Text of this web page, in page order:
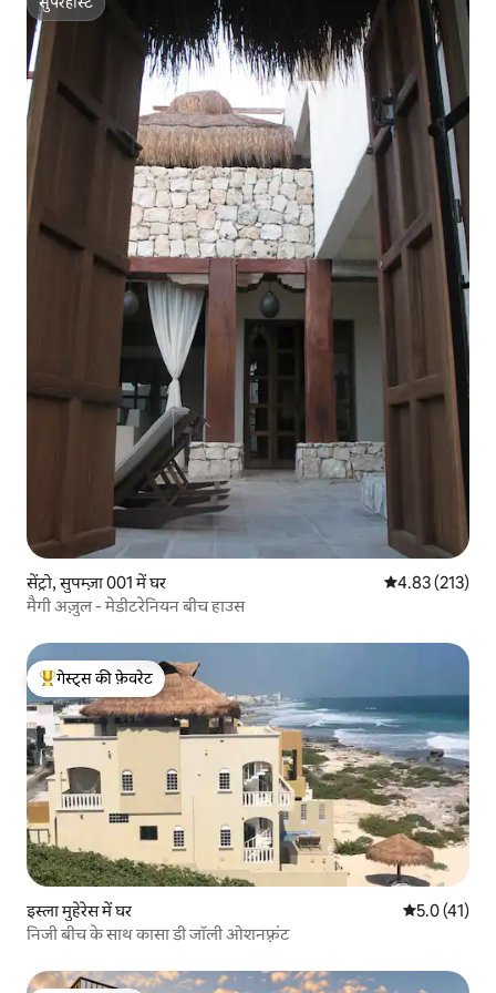
सुपरहोस्ट
सेंट्रो, सुपम्ज़ा 001 में घर औसत रेटिंग 5 में से
4.83 (213)
मैगी अज़ुल - मेडीटरेनियन बीच हाउस
गेस्ट्स का टॉप फ़ेवरेट
गेस्ट्स की फ़ेवरेट
इस्ला मुहेरेस में घर औसत रेटिंग 5
5.0 (41)
निजी बीच के साथ कासा डी जॉली ओशनफ़्रंट